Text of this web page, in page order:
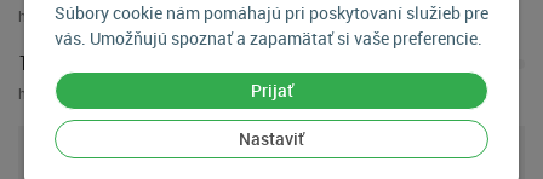
Súbory cookie nám pomáhajú pri poskytovaní služieb pre
vás. Umožňujú spoznať a zapamätať si vaše preferencie.
Prijať
Nastaviť
hodnotení:0
1 hviezdička
hodnotení:
Zákazník 17.11.2024